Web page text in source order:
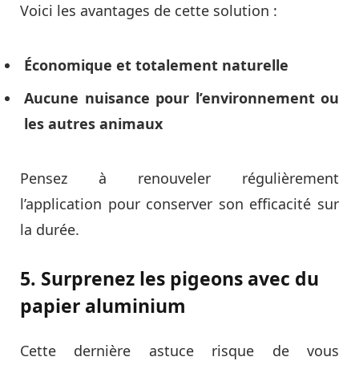
Voici les avantages de cette solution :
Économique et totalement naturelle
Aucune nuisance pour l’environnement ou
les autres animaux
Pensez à renouveler régulièrement
l’application pour conserver son efficacité sur
la durée.
5. Surprenez les pigeons avec du
papier aluminium
Cette dernière astuce risque de vous